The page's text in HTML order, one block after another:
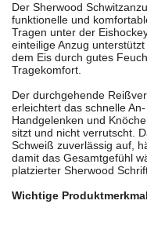
Der Sherwood
funktionelle und
Tragen unter der
einteilige Anzug
dem Eis durch gutes
Tragekomfort.
Der durchgehende
erleichtert das schnelle
Handgelenken und
sitzt und nicht verrutscht.
Schweiß zuverlässig auf,
damit das Gesamtgefühl
platzierter Sherwood
Wichtige